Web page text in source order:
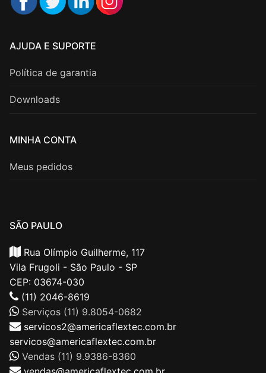
AJUDA E SUPORTE
Política de garantia
Downloads
MINHA CONTA
Meus pedidos
SÃO PAULO
Rua Olímpio Guilherme, 117
Vila Frugoli - São Paulo - SP
CEP: 03674-030
(11) 2046-8619
Serviços (11) 9.8054-0682
servicos2@americaflextec.com.br
servicos@americaflextec.com.br
Vendas (11) 9.9386-8360